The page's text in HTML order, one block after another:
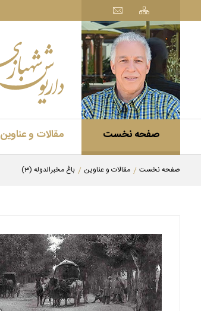
صفحه نخست مقالات و عناوین
صفحه نخست مقالات و عناوین باغ مخبرالدوله (3)